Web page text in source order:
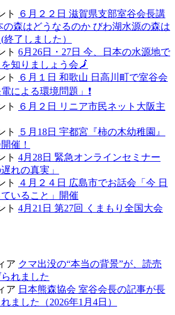
ト
６月２２日 滋賀県支部室谷会長講
の森はどうなるのか びわ湖水源の森は
了しました）
ト 6月26日・27日 今、日本の水源地で
知りましょう会🗾
ト
６月１日 和歌山 日高川町で室谷会
による環境問題」❗
ト
６月２日 リニア市民ネット大阪主
ト
５月18日 宇都宮『柿の木幼稚園』
催！
ト 4月28日 緊急オンラインセミナー
れの真実」
ト
４月２４日 広島市でお話会「今 日
いること」開催
ト 4月21日 第27回 くまもり全国大会
ア クマ出没の“本当の背景”が、読売
れました
ア 日本熊森協会 室谷会長の記事が長
ました（2026年1月4日）